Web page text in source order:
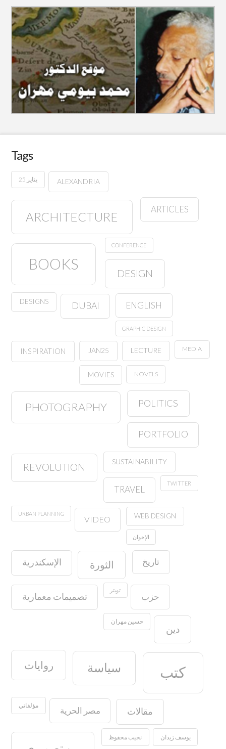
Tags
25 يناير ALEXANDRIA
ARCHITECTURE
ARTICLES
BOOKS
CONFERENCE
DESIGN
DESIGNS DUBAI ENGLISH
GRAPHIC DESIGN
INSPIRATION JAN25 LECTURE MEDIA
MOVIES NOVELS
PHOTOGRAPHY POLITICS
PORTFOLIO
REVOLUTION SUSTAINABILITY
TRAVEL
TWITTER
URBAN PLANNING
VIDEO WEB DESIGN
الإخوان
الإسكندرية الثورة تاريخ
تصميمات معمارية
تويتر
حزب
حسين مهران
دين
روايات سياسة كتب
مؤلفاتي مصر الحرية مقالات
نجيب محفوظ يوسف زيدان